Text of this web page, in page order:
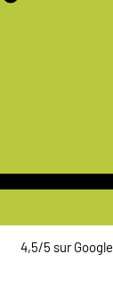
4,5/5 sur Google